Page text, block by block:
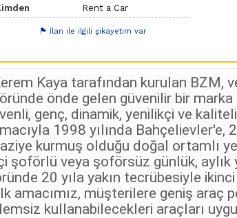
Rent a Car
İlan ile ilgili şikayetim var
Kaya tarafından kurulan BZM,
önde gelen güvenilir bir
genç, dinamik, yenilikçi ve
1998 yılında Bahçelievler'e,
kurmuş olduğu doğal ortamlı
şoförlü veya şoförsüz günlük, aylık
20 yıla yakın tecrübesiyle
amacımız, müşterilere geniş araç
kullanabilecekleri araçları